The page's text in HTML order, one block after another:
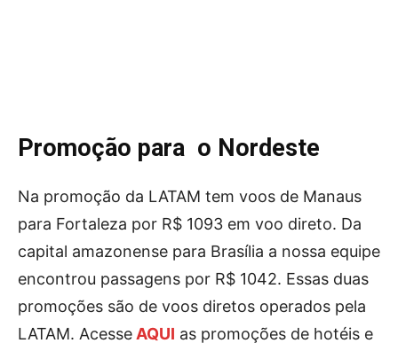
Promoção para o Nordeste
Na promoção da LATAM tem voos de Manaus
para Fortaleza por R$ 1093 em voo direto. Da
capital amazonense para Brasília a nossa equipe
encontrou passagens por R$ 1042. Essas duas
promoções são de voos diretos operados pela
LATAM. AcesseAQUI as promoções de hotéis e